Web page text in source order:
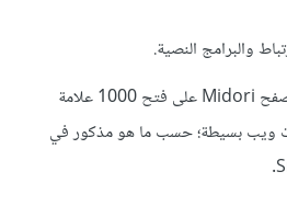
والبرامج النصية.
ولكن ما يبهر حقًا هو قدرة متصفح Midori على فتح 1000 علامة
ويب بسيطة؛ حسب ما هو مذكور في